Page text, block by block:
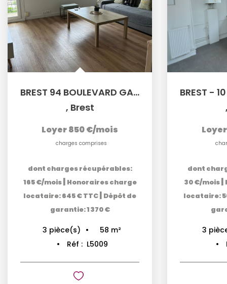
BREST 94 BOULEVARD GAMBETTA - Appartement T3 meublé de 58m²
, Brest
Loyer 850 €/mois
charges comprises
dont charges récupérables:
165 €/mois| Honoraires charge
locataire: 645 € TTC| Dépôt de
garantie: 1 370 €
3 pièce(s) 58 m²
Réf : L5009
dont
30 €/mois|
locataire:
3